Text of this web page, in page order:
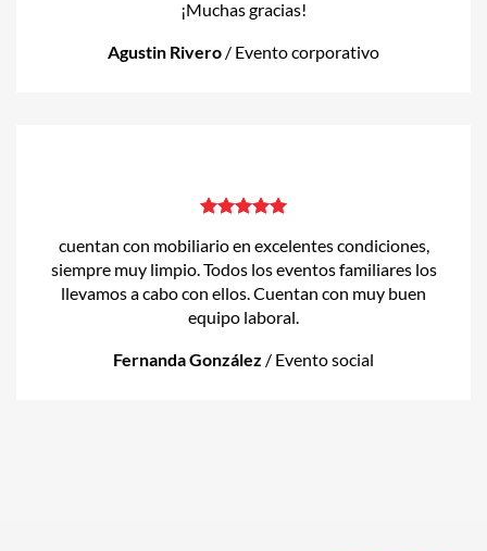
¡Muchas gracias!
Agustin Rivero / Evento corporativo
cuentan con mobiliario en excelentes condiciones,
siempre muy limpio. Todos los eventos familiares los
llevamos a cabo con ellos. Cuentan con muy buen
equipo laboral.
Fernanda González / Evento social